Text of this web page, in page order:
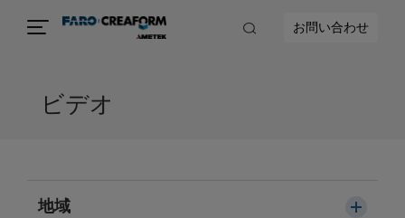
お問い合わせ
ビデオ
地域